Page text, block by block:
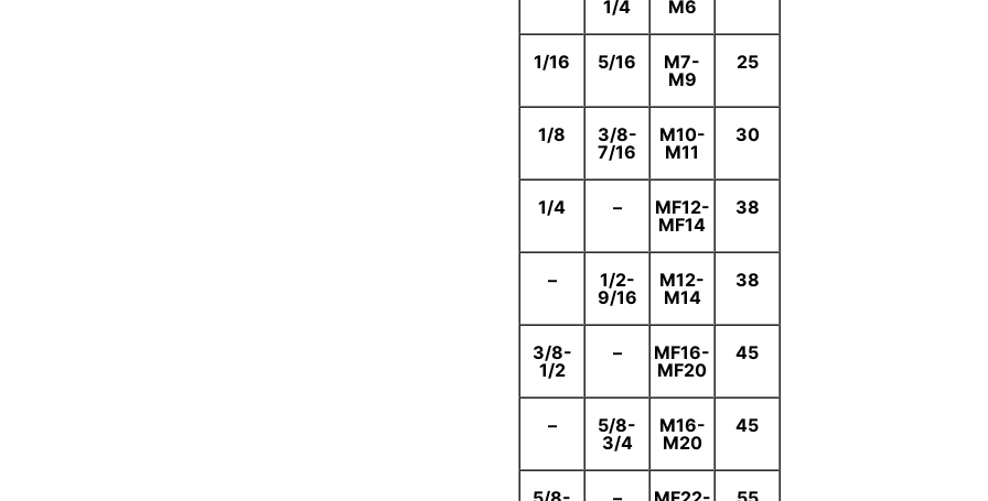
M6
1/4
25
M7-
M9
5/16
1/16
30
M10-
M11
3/8-
7/16
1/8
38
MF12-
MF14
–
1/4
38
M12-
M14
1/2-
9/16
–
45
MF16-
MF20
–
3/8-
1/2
45
M16-
M20
5/8-
3/4
–